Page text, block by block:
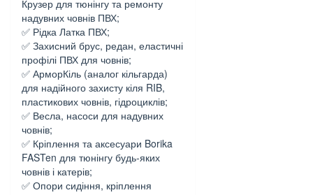
Крузер для тюнінгу та ремонту
надувних човнів ПВХ;
✅ Рідка Латка ПВХ;
✅ Захисний брус, редан, еластичні
профілі ПВХ для човнів;
✅ АрморКіль (аналог кільгарда)
для надійного захисту кіля RIB,
пластикових човнів, гідроциклів;
✅ Весла, насоси для надувних
човнів;
✅ Кріплення та аксесуари Borika
FASTen для тюнінгу будь-яких
човнів і катерів;
✅ Опори сидіння, кріплення